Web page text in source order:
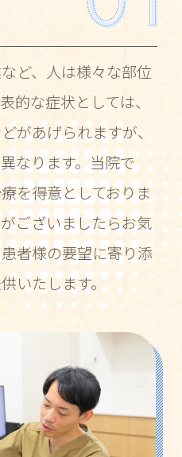
ど、人は様々な部位
的な症状としては、
があげられますが、
なります。当院で
を得意としておりま
ございましたらお気
者様の要望に寄り添
いたします。